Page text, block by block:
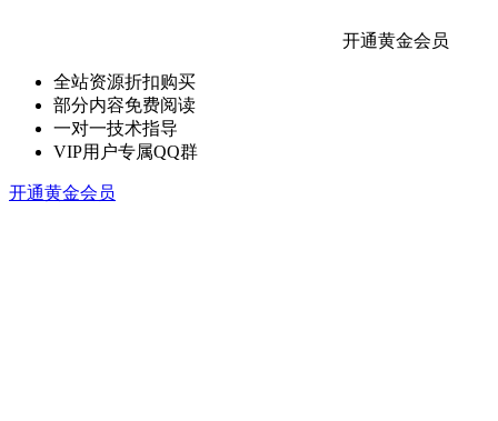
开通黄金会员
全站资源折扣购买
部分内容免费阅读
一对一技术指导
VIP用户专属QQ群
开通黄金会员